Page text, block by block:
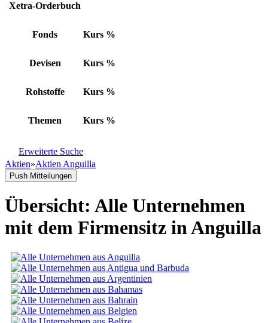
Xetra-Orderbuch
Fonds Kurs %
Devisen Kurs %
Rohstoffe Kurs %
Themen Kurs %
Erweiterte Suche
Aktien»Aktien Anguilla
Push Mitteilungen
Übersicht: Alle Unternehmen
mit dem Firmensitz in Anguilla